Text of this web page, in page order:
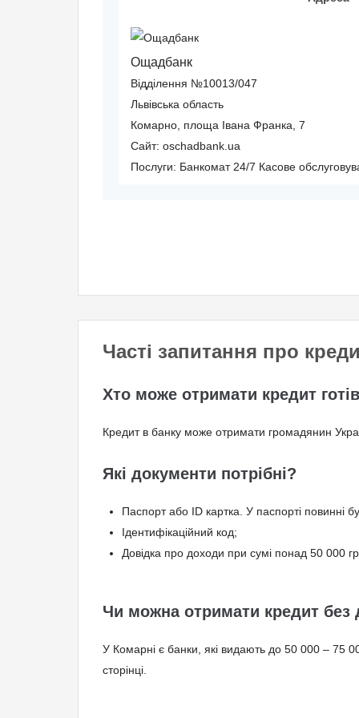
Довідка про доходи за останні 6 місяців.
Вік позичальника
від 21 до 65
Ощадбанк
Відділення №10013/047
Львівська область
Комарно, площа Івана Франка, 7
Сайт: oschadbank.ua
Послуги: Банкомат 24/7 Касове
Часті запитання про
Хто може отримати кредит
Кредит в банку може отримати громадянин
Які документи потрібні?
Паспорт або ID картка. У паспорті повинні
Ідентифікаційний код;
Довідка про доходи при сумі понад 50 000
Чи можна отримати кредит без
У Комарнi є банки, які видають до 50 000 – 75
сторінці.